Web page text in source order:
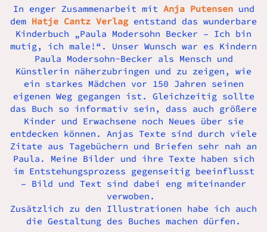
In enger Zusammenarbeit mit Anja Putensenund
dem Hatje Cantz Verlag entstand das wunderbare
Kinderbuch „Paula Modersohn Becker – Ich bin
mutig, ich male!“. Unser Wunsch war es Kindern
Paula Modersohn-Becker als Mensch und
Künstlerin näherzubringen und zu zeigen, wie
ein starkes Mädchen vor 150 Jahren seinen
eigenen Weg gegangen ist. Gleichzeitig sollte
das Buch so informativ sein, dass auch größere
Kinder und Erwachsene noch Neues über sie
entdecken können. Anjas Texte sind durch viele
Zitate aus Tagebüchern und Briefen sehr nah an
Paula. Meine Bilder und ihre Texte haben sich
im Entstehungsprozess gegenseitig beeinflusst
– Bild und Text sind dabei eng miteinander
verwoben.
Zusätzlich zu den Illustrationen habe ich auch
die Gestaltung des Buches machen dürfen.